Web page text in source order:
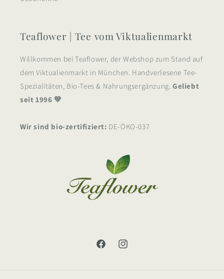
Teaflower | Tee vom Viktualienmarkt
Willkommen bei Teaflower, der Webshop zum Stand auf
dem Viktualienmarkt in München. Handverlesene Tee-
Spezialitäten, Bio-Tees & Nahrungsergänzung.Geliebt
seit 1996 💚
Wir sind bio-zertifiziert: DE-ÖKO-037
FacebookInstagram